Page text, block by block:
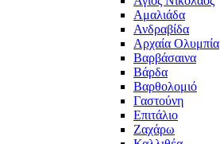
Αμαλιάδα
Ανδραβίδα
Αρχαία Ολυμπία
Βαρβάσαινα
Βάρδα
Βαρθολομιό
Γαστούνη
Επιτάλιο
Ζαχάρω